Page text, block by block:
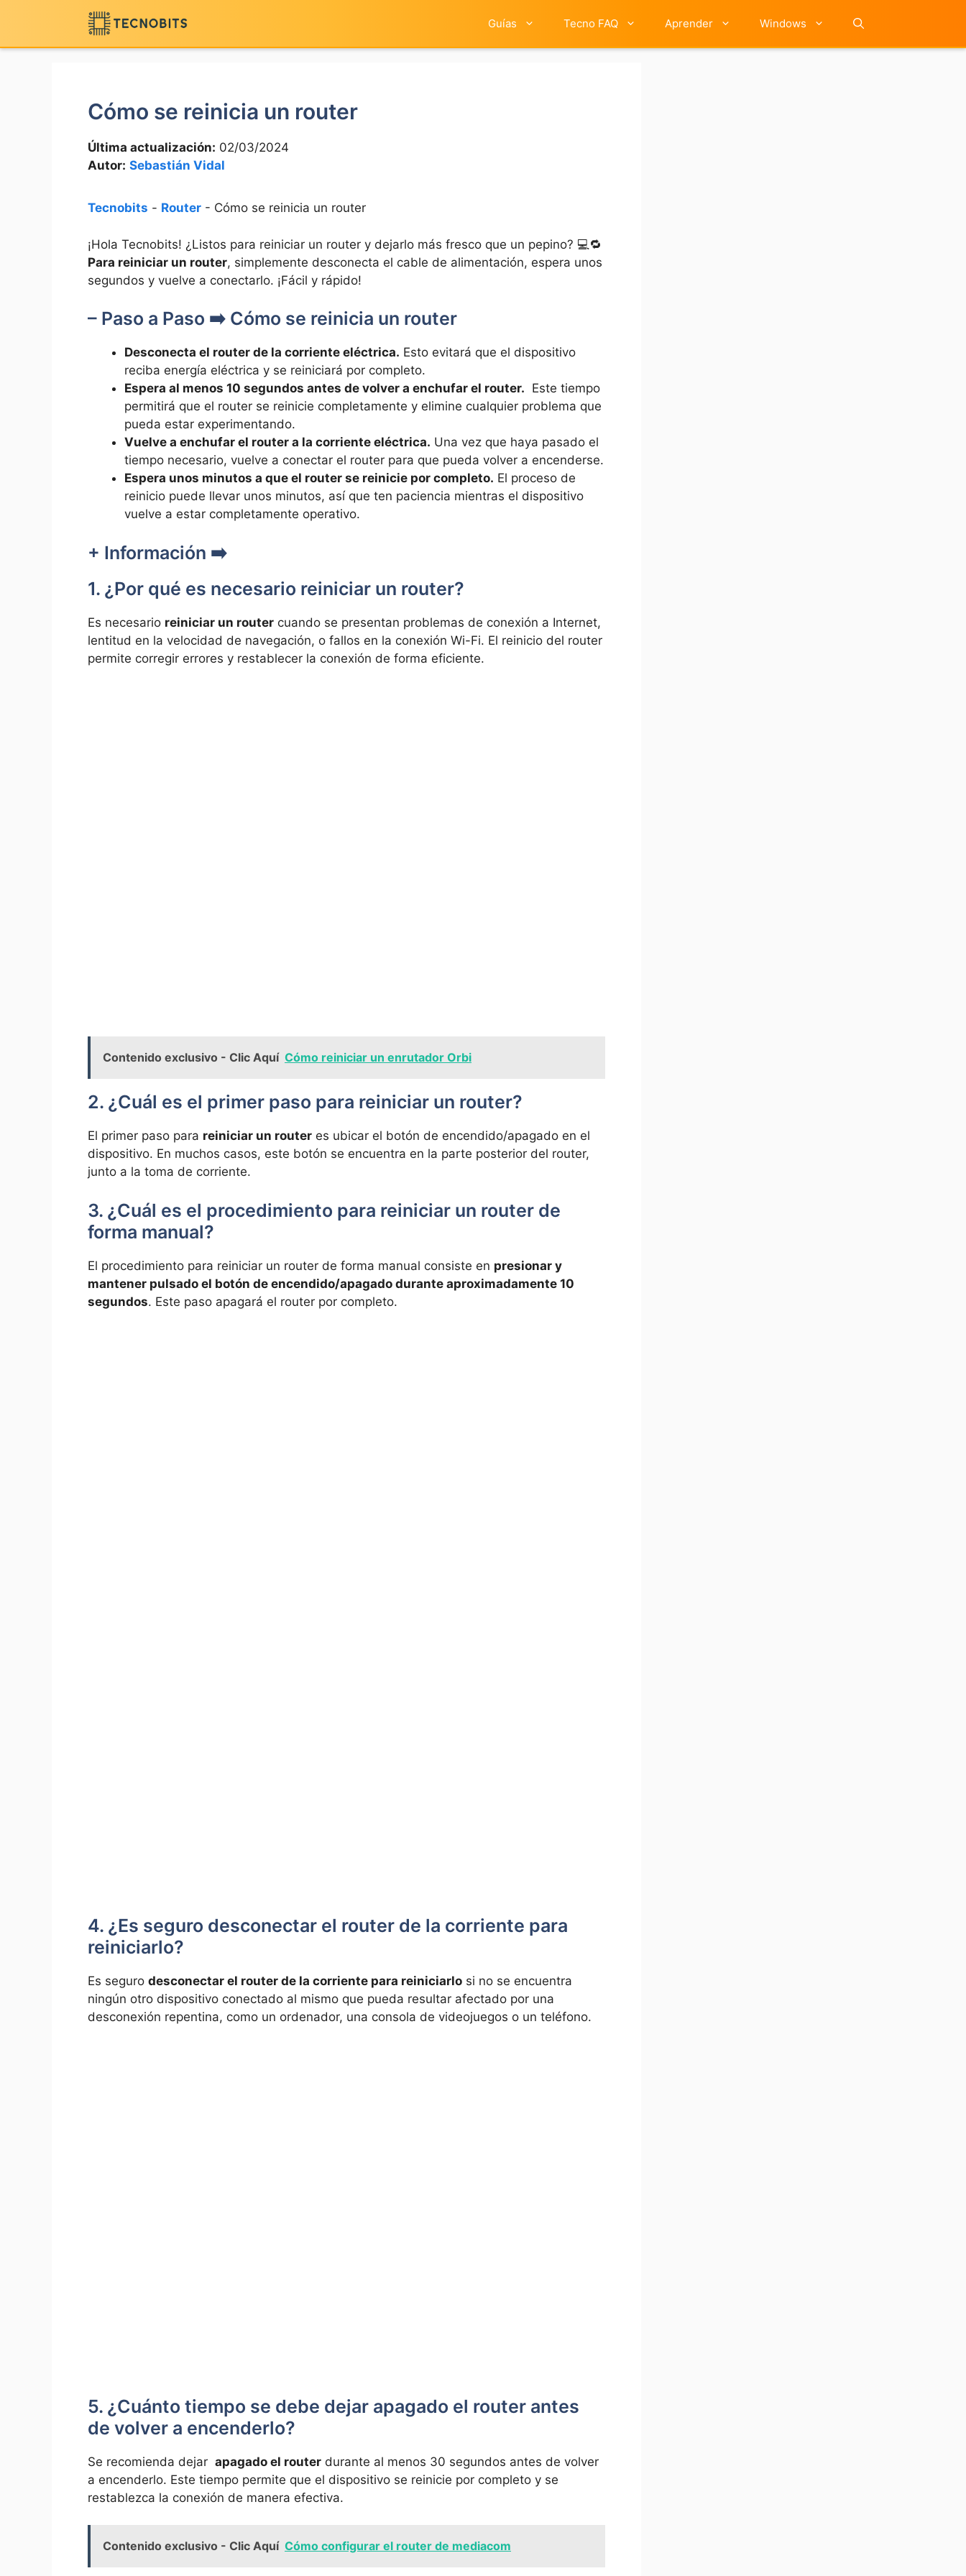
contenido
Guías Tecno FAQ Aprender Windows
Cómo se reinicia un router
Última actualización: 02/03/2024
Autor: Sebastián Vidal
Tecnobits - Router - Cómo se reinicia un router
¡Hola Tecnobits! ¿Listos para reiniciar ⁣un router y dejarlo más fresco que ⁤un pepino? 💻🔁⁣
Para‍ reiniciar un​ router,⁤ simplemente desconecta el cable⁢ de alimentación, espera unos
segundos y vuelve a conectarlo. ¡Fácil‌ y​ rápido!
– Paso a Paso ➡️ ‍Cómo se reinicia un router
Desconecta el ‌router ‍de la ‌corriente eléctrica. Esto evitará que el‍ dispositivo
reciba energía eléctrica y se reiniciará por completo.
Espera al menos 10 segundos antes de volver ⁢a enchufar⁢ el router. ‌ Este tiempo
permitirá que el router ⁢se reinicie completamente y elimine cualquier problema ⁢que
pueda estar experimentando.
Vuelve ⁤a enchufar el​ router a la corriente eléctrica. Una vez que haya pasado‍ el
tiempo necesario,‍ vuelve a conectar el router para que pueda volver ‌a encenderse.
Espera unos minutos​ a que el router​ se reinicie por⁢ completo. El proceso de​
reinicio puede llevar unos minutos, así que ten paciencia‍ mientras el dispositivo
vuelve a estar completamente operativo.
+ ‍Información ➡️
1. ¿Por qué es necesario reiniciar un router?
Es necesario reiniciar un router cuando se presentan problemas⁤ de conexión a ‍Internet,
lentitud en​ la velocidad de navegación, ⁢o fallos en la conexión‍ Wi-Fi. El reinicio del router
permite ⁢corregir errores y restablecer⁢ la conexión de forma eficiente.
Contenido exclusivo - Clic Aquí Cómo reiniciar un enrutador Orbi
2. ¿Cuál es el primer paso para reiniciar⁢ un router?
El primer paso‍ para reiniciar ​un router es ubicar el‍ botón de encendido/apagado ⁢en el
dispositivo.⁢ En muchos casos, este botón se encuentra en la​ parte posterior del router,
junto⁢ a la toma de corriente.
3. ¿Cuál es el procedimiento para reiniciar un router de
forma ​manual?
El procedimiento para‍ reiniciar⁢ un router de ‌forma manual consiste en presionar ⁤y
mantener pulsado el botón de encendido/apagado durante aproximadamente 10
segundos. Este paso apagará el router ⁢por completo.
4. ¿Es seguro desconectar el ​router de⁣ la⁢ corriente para
reiniciarlo?
Es⁣ seguro desconectar el router de la corriente para reiniciarlo si no ‍se encuentra
ningún otro dispositivo conectado al mismo que ‍pueda resultar ‌afectado por una
desconexión repentina,‍ como un ordenador, una consola de⁣ videojuegos o un teléfono.
5.‌ ¿Cuánto tiempo se debe dejar apagado el router antes
de volver a ‍encenderlo?
Se recomienda dejar ‍ apagado el⁤ router durante ​al menos 30 segundos antes de volver
a encenderlo. Este ​tiempo permite​ que el dispositivo se reinicie por ⁤completo y se
restablezca la conexión ‌de‍ manera efectiva.
Contenido exclusivo - Clic Aquí Cómo configurar el router de mediacom